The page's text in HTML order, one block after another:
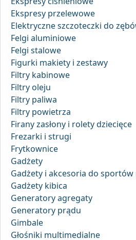
Ekspresy przelewowe
Elektryczne szczoteczki do
Felgi aluminiowe
Felgi stalowe
Figurki makiety i zestawy
Filtry kabinowe
Filtry oleju
Filtry paliwa
Filtry powietrza
Firany zasłony i rolety dziecięce
Frezarki i strugi
Frytkownice
Gadżety
Gadżety i akcesoria do
Gadżety kibica
Generatory agregaty
Generatory prądu
Gimbale
Głośniki multimedialne